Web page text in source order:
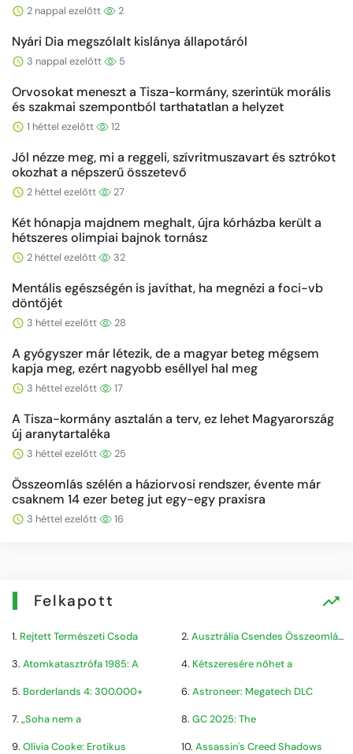
2 nappal ezelőtt 2
Nyári Dia megszólalt kislánya állapotáról
3 nappal ezelőtt 5
Orvosokat meneszt a Tisza-kormány, szerintük morális
és szakmai szempontból tarthatatlan a helyzet
1 héttel ezelőtt 12
Jól nézze meg, mi a reggeli, szívritmuszavart és sztrókot
okozhat a népszerű összetevő
2 héttel ezelőtt 27
Két hónapja majdnem meghalt, újra kórházba került a
hétszeres olimpiai bajnok tornász
2 héttel ezelőtt 32
Mentális egészségén is javíthat, ha megnézi a foci-vb
döntőjét
3 héttel ezelőtt 28
A gyógyszer már létezik, de a magyar beteg mégsem
kapja meg, ezért nagyobb eséllyel hal meg
3 héttel ezelőtt 17
A Tisza-kormány asztalán a terv, ez lehet Magyarország
új aranytartaléka
3 héttel ezelőtt 25
Összeomlás szélén a háziorvosi rendszer, évente már
csaknem 14 ezer beteg jut egy-egy praxisra
3 héttel ezelőtt 16
Felkapott
1. Rejtett Természeti Csoda 2. Ausztrália Csendes Összeomlása
3. Atomkatasztrófa 1985: A 4. Kétszeresére nőhet a
5. Borderlands 4: 300.000+ 6. Astroneer: Megatech DLC
7. „Soha nem a 8. GC 2025: The
9. Olivia Cooke: Erotikus 10. Assassin's Creed Shadows